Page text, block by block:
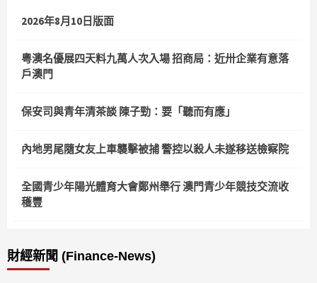
2026年8月10日版面
粵澳名優展四天料九萬人次入場 招商局：近卅企業有意落
戶澳門
保安司與青年清茶談 陳子勁：要「聽而有應」
內地男尾隨女友上車襲擊被捕 警控以殺人未遂移送檢察院
全國青少年陽光體育大會鄭州舉行 澳門青少年競技交流收
穫豐
財經新聞 (Finance-News)